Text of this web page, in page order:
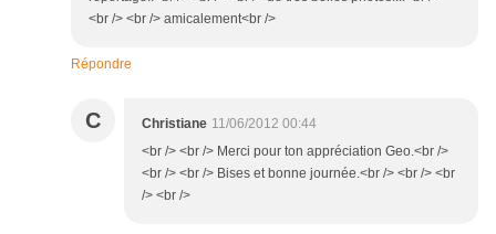
<br /> <br /> amicalement<br />
Répondre
C Christiane 11/06/2012 00:44
<br /> <br /> Merci pour ton appréciation Geo.<br />
<br /> <br /> Bises et bonne journée.<br /> <br /> <br
/> <br />